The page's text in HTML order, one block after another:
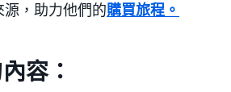
，助力他們的購買旅程。
容：